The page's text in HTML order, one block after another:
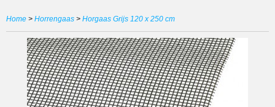
Home > Horrengaas > Horgaas Grijs 120 x 250 cm